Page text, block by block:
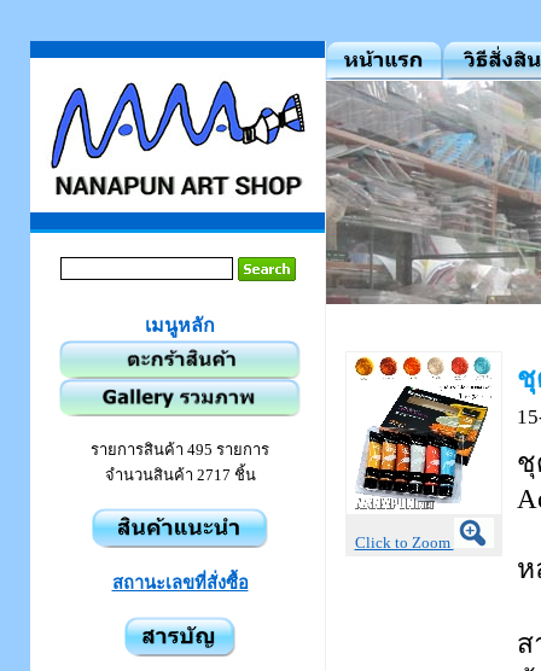
เมนูหลัก
รายการสินค้า 495 รายการ
จำนวนสินค้า 2717 ชิ้น
สถานะเลขที่สั่งซื้อ
Click to Zoom
ชุ
ชุ
ห
ส